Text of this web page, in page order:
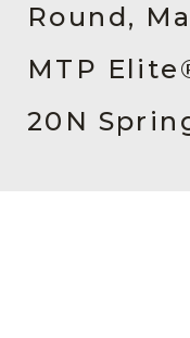
产品
资源
关于我们
Round,
MTP
20N